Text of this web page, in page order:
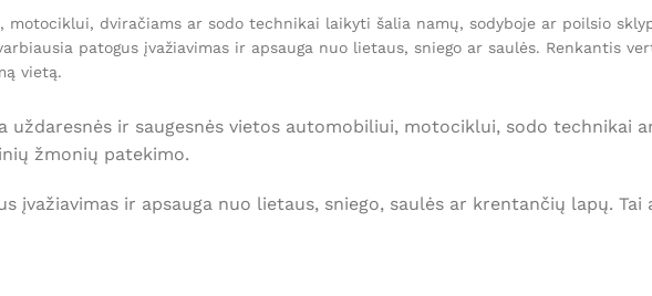
dviračiams ar sodo technikai laikyti šalia namų, sodyboje ar poilsio
patogus įvažiavimas ir apsauga nuo lietaus, sniego ar saulės. Renkantis
vietą.
uždaresnės ir saugesnės vietos automobiliui, motociklui, sodo technikai
žmonių patekimo.
įvažiavimas ir apsauga nuo lietaus, sniego, saulės ar krentančių lapų.